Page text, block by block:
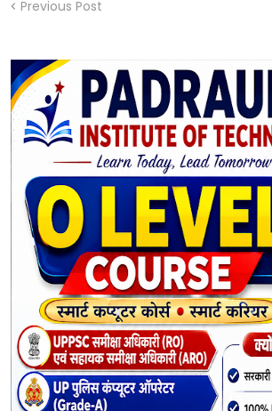
Previous Post